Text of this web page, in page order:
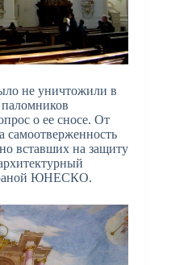
не уничтожили в
о ее сносе. От
самоотверженность
вставших на защиту
ЮНЕСКО.